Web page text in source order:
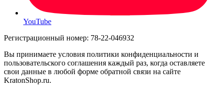
YouTube
Регистрационный номер: 78-22-046932
Вы принимаете условия политики конфиденциальности и
пользовательского соглашения каждый раз, когда оставляете
свои данные в любой форме обратной связи на сайте
KratonShop.ru.